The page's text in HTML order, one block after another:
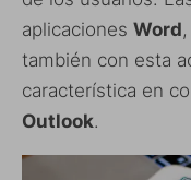
aplicaciones Word,
también con esta
característica en
Outlook.